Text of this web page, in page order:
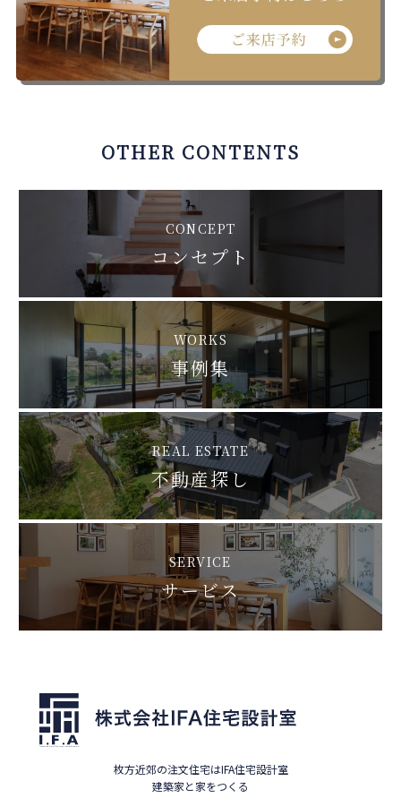
OTHER CONTENTS
CONCEPT
コンセプト
WORKS
事例集
REAL ESTATE
不動産探し
SERVICE
サービス
枚方近郊の注文住宅はIFA住宅設計室
建築家と家をつくる